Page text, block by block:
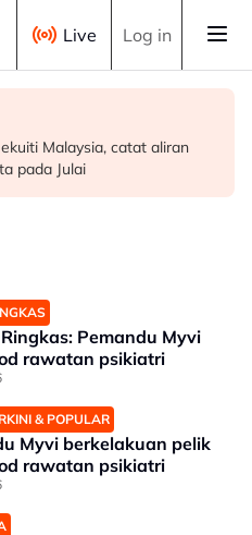
Live Log in
kematian berkaitan haba
Malaysia bersedia hadapi
- Hanifah
Malaysia, catat aliran
pada Julai
Pemandu Myvi
rawatan psikiatri
& POPULAR
Myvi berkelakuan pelik
rawatan psikiatri